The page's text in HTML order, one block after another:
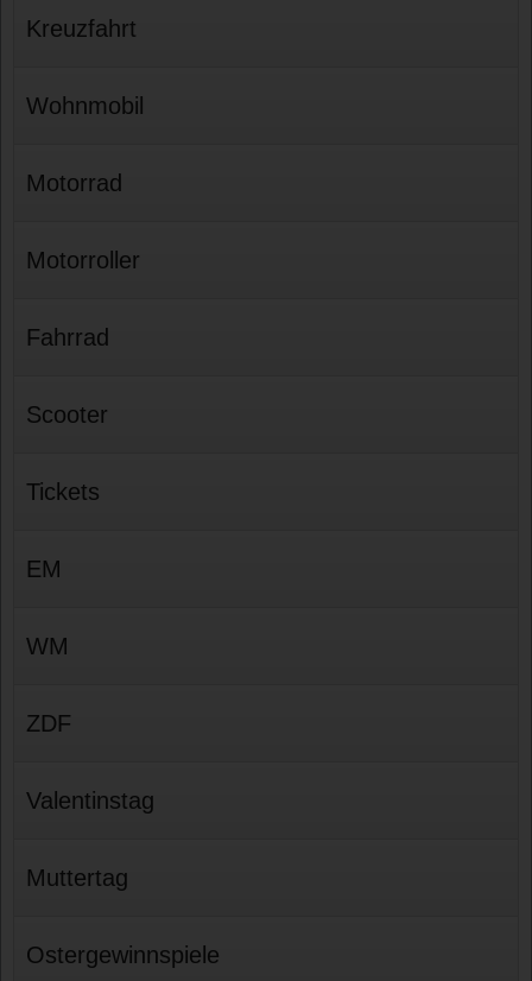
Kreuzfahrt
Wohnmobil
Motorrad
Motorroller
Fahrrad
Scooter
Tickets
EM
WM
ZDF
Valentinstag
Muttertag
Ostergewinnspiele